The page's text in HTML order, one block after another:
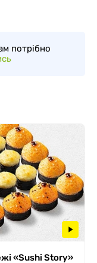
потрібно
«Sushi Story»